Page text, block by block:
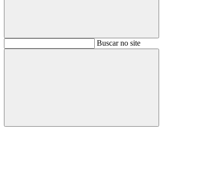
BuscarBuscar no site
Buscar